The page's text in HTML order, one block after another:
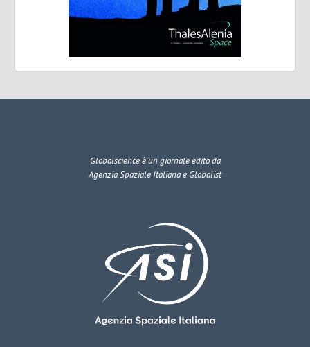
Globalscienceè un giornale edito da
Agenzia Spaziale Italiana e Globalist